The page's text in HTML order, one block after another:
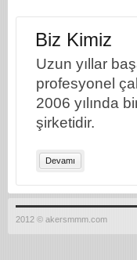
Biz Kimiz
Uzun yıllar
profesyonel
2006 yılında
şirketidir.
Devamı
2012 © akersmmm.com